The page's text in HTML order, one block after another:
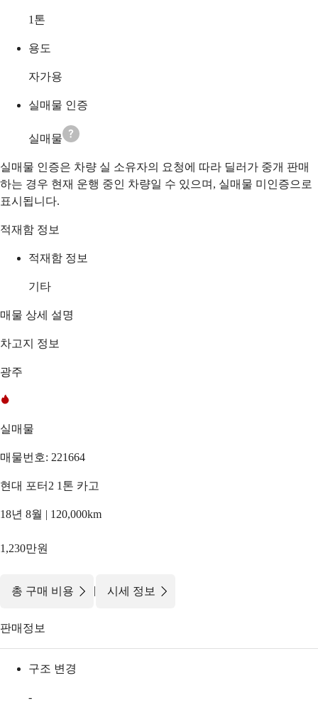
1 톤
용도
자가용
실매물 인증
실매물
실매물 인증은 차량 실 소유자의 요청에 따라 딜러가 중개 판매
하는 경우 현재 운행 중인 차량일 수 있으며, 실매물 미인증으로
표시됩니다.
적재함 정보
적재함 정보
기타
매물 상세 설명
차고지 정보
광주
실매물
매물번호: 221664
현대 포터2 1톤 카고
18년 8월 | 120,000km
1,230만원
총 구매 비용 | 시세 정보
판매정보
구조 변경
-